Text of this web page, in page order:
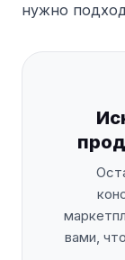
нужно
вами,